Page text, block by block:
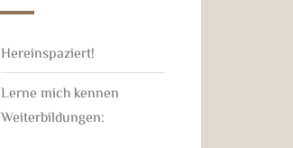
Hereinspaziert!
Lerne mich kennen
Weiterbildungen: